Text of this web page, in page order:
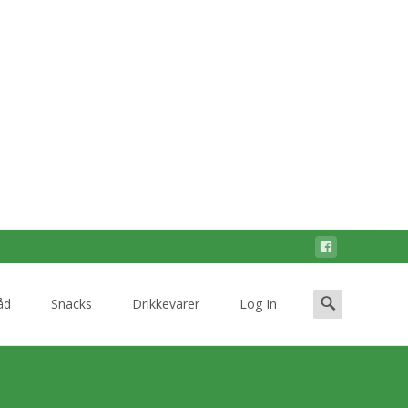
Snacks Drikkevarer Log In
Search
for: